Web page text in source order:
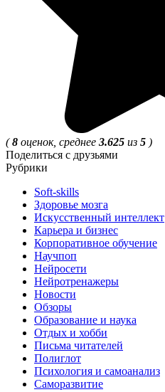
(8 оценок, среднее 3.625 из 5 )
Поделиться с друзьями
Рубрики
Soft-skills
Здоровье мозга
Искусственный интеллект
Карьера и бизнес
Корпоративное обучение
Научпоп
Нейросети
Нейротренажеры
Новости
Обзоры
Образование и наука
Отдых и хобби
Письма читателей
Полиглот
Психология и самоанализ
Саморазвитие